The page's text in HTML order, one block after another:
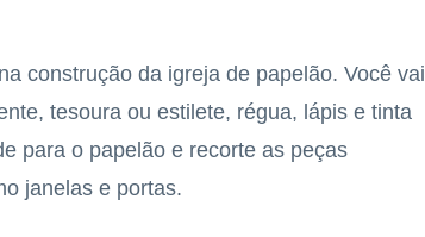
construção da igreja de papelão. Você vai
tesoura ou estilete, régua, lápis e tinta
para o papelão e recorte as peças
janelas e portas.